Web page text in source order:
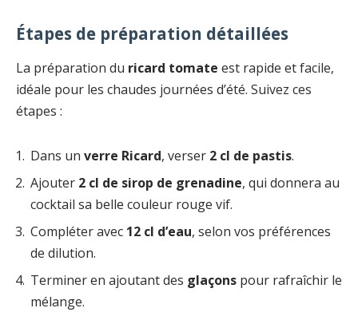
Étapes de préparation détaillées
La préparation du ricard tomate est rapide et facile,
idéale pour les chaudes journées d’été. Suivez ces
étapes :
Dans un verre Ricard, verser 2 cl de pastis.
Ajouter 2 cl de sirop de grenadine, qui donnera au
cocktail sa belle couleur rouge vif.
Compléter avec 12 cl d’eau, selon vos préférences
de dilution.
Terminer en ajoutant des glaçons pour rafraîchir le
mélange.